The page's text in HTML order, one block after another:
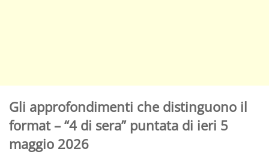
Gli approfondimenti che distinguono il
format – “4 di sera” puntata di ieri 5
maggio 2026